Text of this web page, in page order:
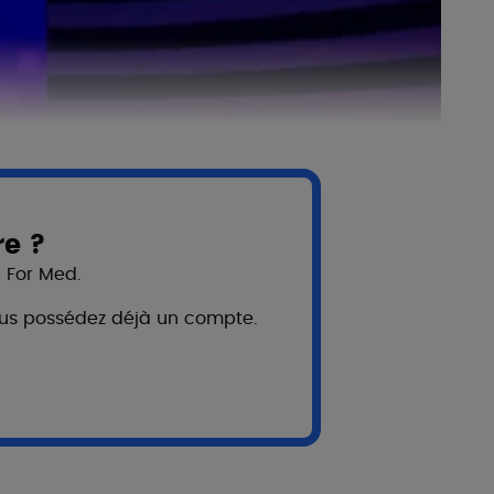
?
Med.
possédez déjà un compte.